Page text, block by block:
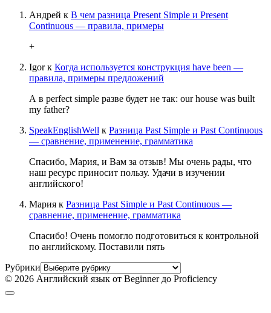
Андрей к В чем разница Present Simple и Present
Continuous — правила, примеры
+
Igorк Когда используется конструкция have been —
правила, примеры предложений
А в perfect simple разве будет не так: our house was built
my father?
SpeakEnglishWell к Разница Past Simple и Past Continuous
— сравнение, применение, грамматика
Спасибо, Мария, и Вам за отзыв! Мы очень рады, что
наш ресурс приносит пользу. Удачи в изучении
английского!
Мария к Разница Past Simple и Past Continuous —
сравнение, применение, грамматика
Спасибо! Очень помогло подготовиться к контрольной
по английскому. Поставили пять
Рубрики
© 2026 Английский язык от Beginner до Proficiency